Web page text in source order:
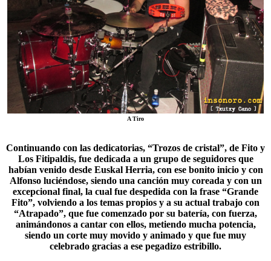
A Tiro
Continuando con las dedicatorias, “Trozos de cristal”, de Fito y
Los Fitipaldis, fue dedicada a un grupo de seguidores que
habían venido desde Euskal Herria, con ese bonito inicio y con
Alfonso luciéndose, siendo una canción muy coreada y con un
excepcional final, la cual fue despedida con la frase “Grande
Fito”, volviendo a los temas propios y a su actual trabajo con
“Atrapado”, que fue comenzado por su batería, con fuerza,
animándonos a cantar con ellos, metiendo mucha potencia,
siendo un corte muy movido y animado y que fue muy
celebrado gracias a ese pegadizo estribillo.